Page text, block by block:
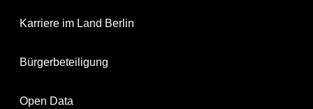
Karriere im Land Berlin
Bürgerbeteiligung
Open Data